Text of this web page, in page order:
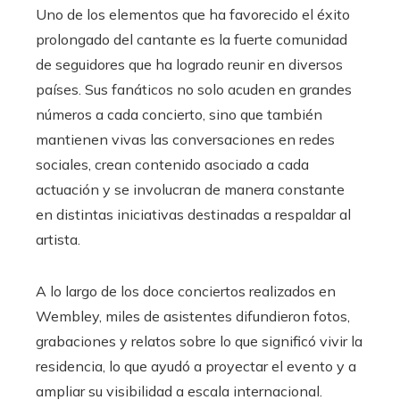
Uno de los elementos que ha favorecido el éxito
prolongado del cantante es la fuerte comunidad
de seguidores que ha logrado reunir en diversos
países. Sus fanáticos no solo acuden en grandes
números a cada concierto, sino que también
mantienen vivas las conversaciones en redes
sociales, crean contenido asociado a cada
actuación y se involucran de manera constante
en distintas iniciativas destinadas a respaldar al
artista.
A lo largo de los doce conciertos realizados en
Wembley, miles de asistentes difundieron fotos,
grabaciones y relatos sobre lo que significó vivir la
residencia, lo que ayudó a proyectar el evento y a
ampliar su visibilidad a escala internacional.